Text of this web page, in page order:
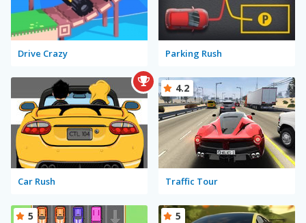
Drive Crazy Parking Rush
Car Rush Traffic Tour
4.2
5 5